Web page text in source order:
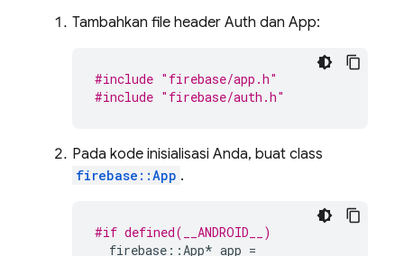
Tambahkan file header Auth dan App:
#include "firebase/app.h"
#include "firebase/auth.h"
Pada kode inisialisasi Anda, buat class
firebase::App .
#if defined(__ANDROID__)
firebase ::App* app =